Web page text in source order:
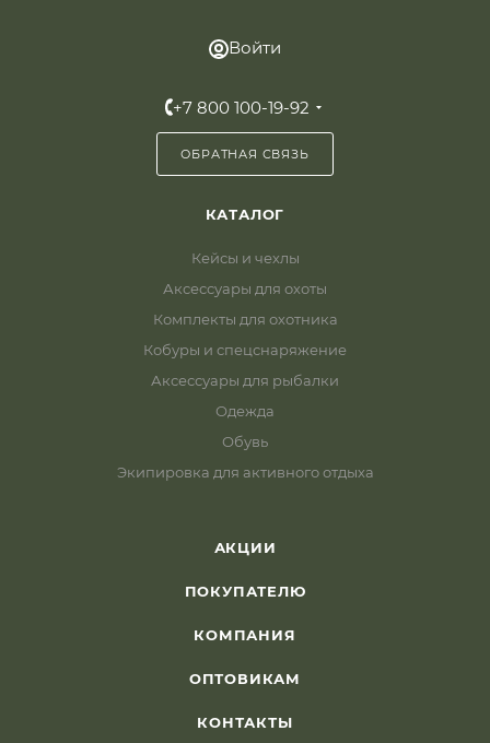
Войти
+7 800 100-19-92
ОБРАТНАЯ СВЯЗЬ
КАТАЛОГ
Кейсы и чехлы
Аксессуары для охоты
Комплекты для охотника
Кобуры и спецснаряжение
Аксессуары для рыбалки
Одежда
Обувь
Экипировка для активного отдыха
АКЦИИ
ПОКУПАТЕЛЮ
КОМПАНИЯ
ОПТОВИКАМ
КОНТАКТЫ